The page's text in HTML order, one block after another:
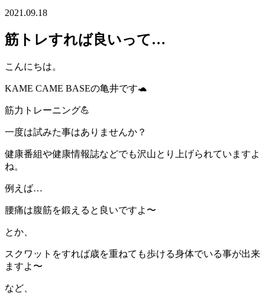
2021.09.18
筋トレすれば良いって…
こんにちは。
KAME CAME BASEの亀井です🐢
筋力トレーニング💪
一度は試みた事はありませんか？
健康番組や健康情報誌などでも沢山とり上げられていますよ
ね。
例えば…
腰痛は腹筋を鍛えると良いですよ〜
とか、
スクワットをすれば歳を重ねても歩ける身体でいる事が出来
ますよ〜
など、